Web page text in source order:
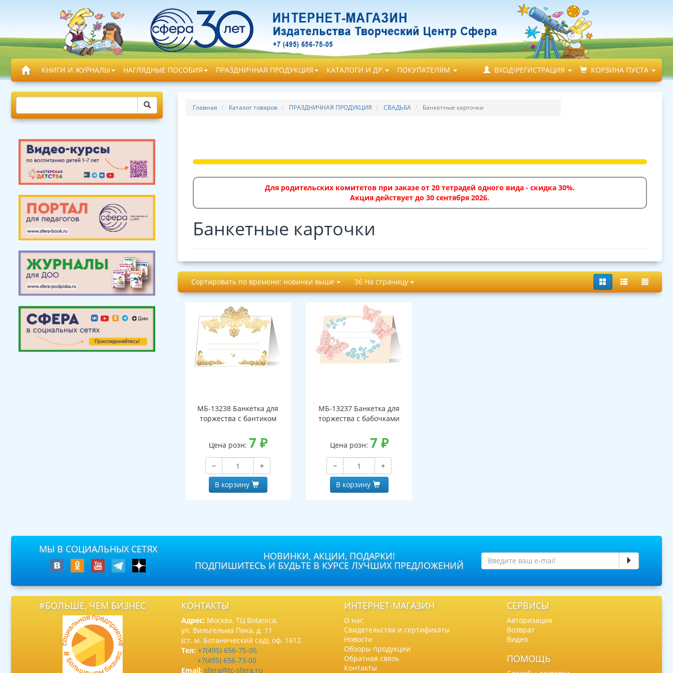
КНИГИ И ЖУРНАЛЫ НАГЛЯДНЫЕ ПОСОБИЯ ПРАЗДНИЧНАЯ ПРОДУКЦИЯ КАТАЛОГИ И ДР. ПОКУПАТЕЛЯМ ВХОД\РЕГИСТРАЦИЯ КОРЗИНА ПУСТА
Главная Каталог товаров ПРАЗДНИЧНАЯ ПРОДУКЦИЯ СВАДЬБА Банкетные карточки
Для родительских комитетов при заказе от 20 тетрадей одного вида - скидка 30%.
Акция действует до 30 сентября 2026.
Банкетные карточки
Сортировать по времени: новинки выше 36 На страницу
МБ-13238 Банкетка для
торжества с бантиком
Цена розн: 7 ₽
−
+
В корзину
МБ-13237 Банкетка для
торжества с бабочками
Цена розн: 7 ₽
−
+
В корзину
МЫ В СОЦИАЛЬНЫХ СЕТЯХ
НОВИНКИ, АКЦИИ, ПОДАРКИ!
ПОДПИШИТЕСЬ И БУДЬТЕ В КУРСЕ ЛУЧШИХ ПРЕДЛОЖЕНИЙ
#БОЛЬШЕ, ЧЕМ БИЗНЕС КОНТАКТЫ
Адрес: Москва, ТЦ Botanica,
ул. Вильгельма Пика, д. 11
(ст. м. Ботанический сад), оф. 1612.
Тел: +7(495) 656-75-05
+7(495) 656-73-00
Email: sfera@tc-sfera.ru
ИНТЕРНЕТ-МАГАЗИН
О нас
Свидетельства и сертификаты
Новости
Обзоры продукции
Обратная связь
Контакты
СЕРВИСЫ
Авторизация
Возврат
Видео
ПОМОЩЬ